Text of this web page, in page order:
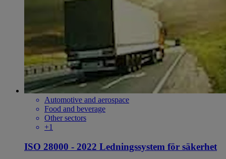
Automotive and aerospace
Food and beverage
Other sectors
+1
ISO 28000 - 2022 Ledningssystem för säkerhet